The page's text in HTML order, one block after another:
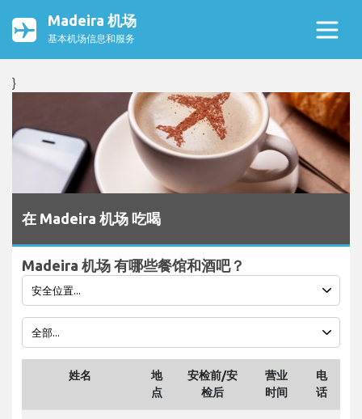
Madeira 机场
基本机场信息和服务
}
在 Madeira 机场 吃喝
Madeira 机场 有哪些餐馆和酒吧？
姓名
地
点
安检前/安
检后
营业
时间
电
话